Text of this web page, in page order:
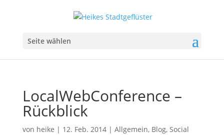
Seite wählen
LocalWebConference –
Rückblick
von heike | 12. Feb. 2014| Allgemein, Blog, Social